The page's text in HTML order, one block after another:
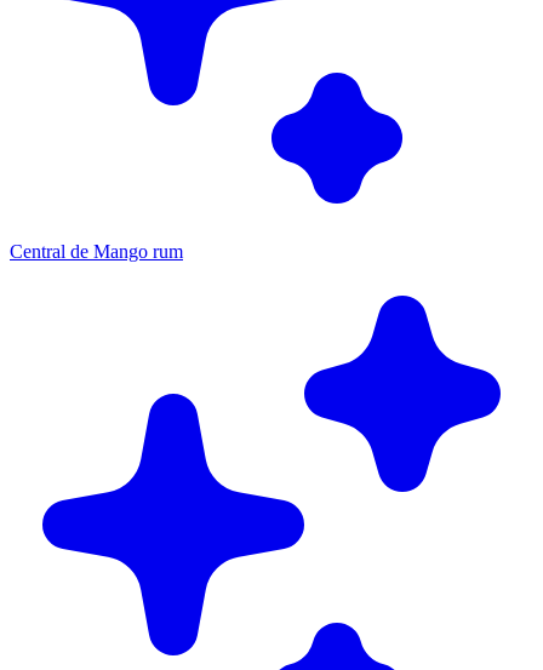
Central de Mango rum